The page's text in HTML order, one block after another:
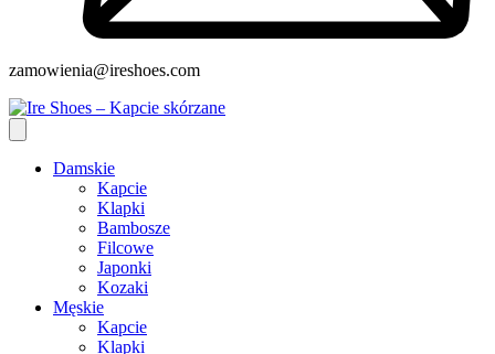
zamowienia@ireshoes.com
Damskie
Kapcie
Klapki
Bambosze
Filcowe
Japonki
Kozaki
Męskie
Kapcie
Klapki